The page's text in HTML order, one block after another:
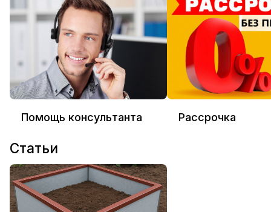
Помощь консультанта Рассрочка
Статьи